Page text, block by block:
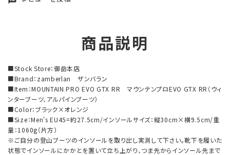
商品説明
■Stock Store：御岳本店
■Brand：zamberlan ザンバラン
■Item：MOUNTAIN PRO EVO GTX RR マウンテンプロEVO GTX RR（ウィ
ンターブーツ、アルパインブーツ）
■Color：ブラック×オレンジ
■Size：Men's EU45=約27.5cm/インソールサイズ：縦30cm×横9.5cm/重
量：1060g（片方）
※ご自分の登山ブーツのインソールを取り出し実測して下さい。靴下を履いた
状態でインソールにかかとを置いて立ち上がり、つま先からインソール先まで